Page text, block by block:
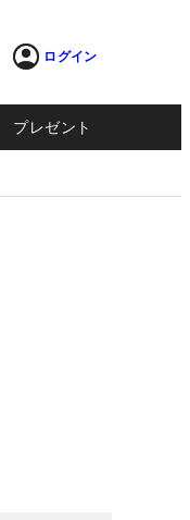
ログイン
プレゼント